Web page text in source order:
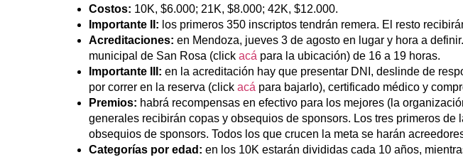
Costos: 10K, $6.000; 21K, $8.000; 42K, $12.000.
Importante II: los primeros 350 inscriptos tendrán remera. El resto
Acreditaciones: en Mendoza, jueves 3 de agosto en lugar y hora a
municipal de San Rosa (click acá para la ubicación) de 16 a 19 horas.
Importante III: en la acreditación hay que presentar DNI, deslinde de
por correr en la reserva (click acá para bajarlo), certificado médico y
Premios: habrá recompensas en efectivo para los mejores (la
generales recibirán copas y obsequios de sponsors. Los tres primeros
obsequios de sponsors. Todos los que crucen la meta se harán
Categorías por edad: en los 10K estarán divididas cada 10 años,